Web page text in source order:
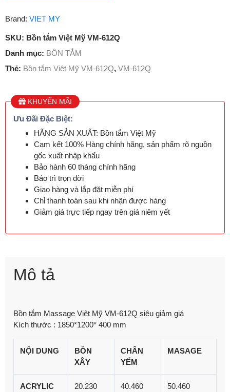
Brand: VIET MY
SKU: Bồn tắm Việt Mỹ VM-612Q
Danh mục: BỒN TẮM
Thẻ: Bồn tắm Việt Mỹ VM-612Q, VM-612Q
KHUYẾN MÃI
Ưu Đãi Đặc Biệt:
HÃNG SẢN XUẤT: Bồn tắm Việt Mỹ
Cam kết 100% Hàng chính hãng, sản phẩm rõ nguồn
gốc xuất nhập khẩu
Bảo hành 60 tháng chính hãng
Bảo trì trọn đời
Giao hàng và lắp đặt miễn phí
Chỉ thanh toán sau khi nhận được hàng
Giảm giá trực tiếp ngay trên giá niêm yết
Mô tả
Bồn tắm Massage Việt Mỹ VM-612Q siêu giảm giá
Kích thước : 1850*1200* 400 mm
NỘI DUNG
BỒN
XÂY
CHÂN
YẾM
MASAGE
ACRYLIC 20.230 40.460 50.460